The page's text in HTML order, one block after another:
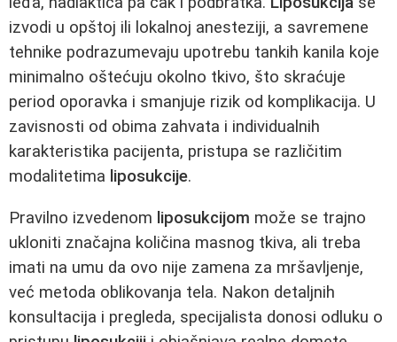
izvodi u opštoj ili lokalnoj anesteziji, a savremene
tehnike podrazumevaju upotrebu tankih kanila koje
minimalno oštećuju okolno tkivo, što skraćuje
period oporavka i smanjuje rizik od komplikacija. U
zavisnosti od obima zahvata i individualnih
karakteristika pacijenta, pristupa se različitim
modalitetima liposukcije.
Pravilno izvedenom liposukcijom može se trajno
ukloniti značajna količina masnog tkiva, ali treba
imati na umu da ovo nije zamena za mršavljenje,
već metoda oblikovanja tela. Nakon detaljnih
konsultacija i pregleda, specijalista donosi odluku o